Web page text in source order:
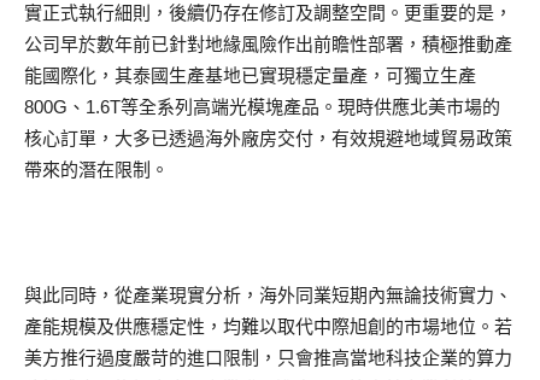
實正式執行細則，後續仍存在修訂及調整空間。更重要的是，
公司早於數年前已針對地緣風險作出前瞻性部署，積極推動產
能國際化，其泰國生產基地已實現穩定量產，可獨立生產
800G、1.6T等全系列高端光模塊產品。現時供應北美市場的
核心訂單，大多已透過海外廠房交付，有效規避地域貿易政策
帶來的潛在限制。
與此同時，從產業現實分析，海外同業短期內無論技術實力、
產能規模及供應穩定性，均難以取代中際旭創的市場地位。若
美方推行過度嚴苛的進口限制，只會推高當地科技企業的算力